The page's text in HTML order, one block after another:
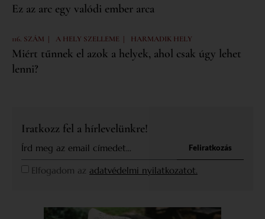
Ez az arc egy valódi ember arca
116. SZÁM | A HELY SZELLEME | HARMADIK HELY
Miért tűnnek el azok a helyek, ahol csak úgy lehet
lenni?
Iratkozz fel a hírlevelünkre!
Elfogadom az adatvédelmi nyilatkozatot.
Feliratkozás